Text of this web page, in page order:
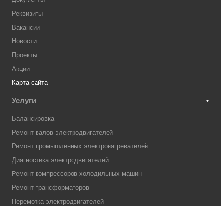
Реквизиты
Вакансии
Новости
Проекты
Акции
Карта сайта
Услуги
Балансировка
Ремонт валов электродвигателей
Ремонт промышленных электронагревателей
Диагностика электродвигателей
Ремонт компрессоров холодильных машин
Ремонт трансформаторов
Перемотка электродвигателей